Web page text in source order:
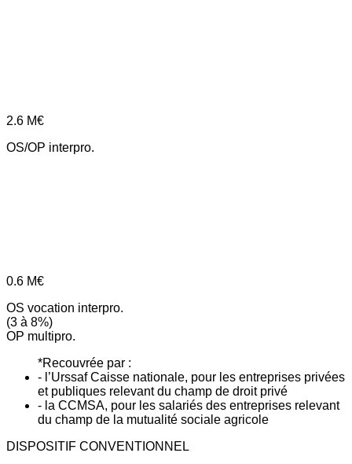
2.6 M€
OS/OP interpro.
0.6 M€
OS vocation interpro.
(3 à 8%)
OP multipro.
*Recouvrée par :
- l’Urssaf Caisse nationale, pour les entreprises privées
et publiques relevant du champ de droit privé
- la CCMSA, pour les salariés des entreprises relevant
du champ de la mutualité sociale agricole
DISPOSITIF CONVENTIONNEL